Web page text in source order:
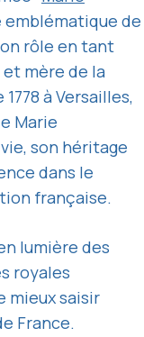
emblématique de
rôle en tant
et mère de la
à Versailles,
Marie
son héritage
dans le
française.
lumière des
royales
mieux saisir
France.